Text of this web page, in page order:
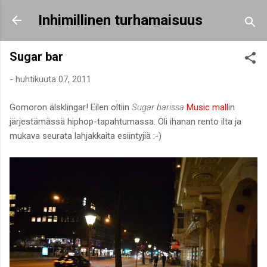
Siirry pääsisältöön
Inhimillinen turhamaisuus
Sugar bar
- huhtikuuta 07, 2011
Gomoron älsklingar! Eilen oltiin Sugar barissa Music mallin
järjestämässä hiphop-tapahtumassa. Oli ihanan rento ilta ja
mukava seurata lahjakkaita esiintyjiä :-)